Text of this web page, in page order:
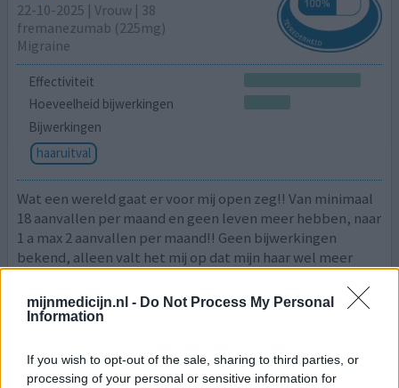
mijnmedicijn.nl - Do Not Process My Personal
Information
If you wish to opt-out of the sale, sharing to third parties, or
processing of your personal or sensitive information for
22-10-2025 | Vrouw | 38
fremanezumab (225mg)
Migraine
Effectiviteit
Hoeveelheid bijwerkingen
Bijwerkingen
haaruitval
Wat een wereld gaat er voor mij open zeg!! Van minimaal
18 aanvallen per maand en geen leven meer hebben, naar
1 a max 2 aanvallen per maand!! Geen bijwerkingen
bekend, alleen valt het mij op dat mijn haar wel meer
uitvalt. Dit heb ik er ruimschoots voor over aangezien ik
bijna geen migraine meer krijg. Een tip voor degene die
pijn heeft met het zetten. Probeer het in
[lees meer...]
geef mening 0 reacties